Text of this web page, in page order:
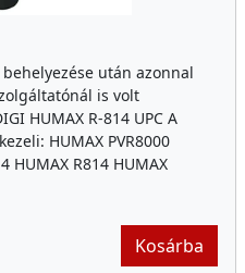
után azonnal
is volt
HUMAX R-814 UPC A
HUMAX PVR8000
HUMAX R814 HUMAX
Kosárba